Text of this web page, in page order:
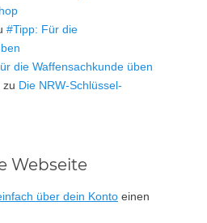
#Tipp: Für die
die Waffensachkunde üben
zu Die NRW-Schlüssel-
Webseite
über dein Konto einen